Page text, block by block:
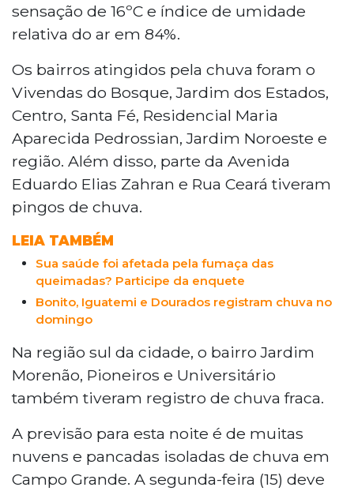
sensação de 16ºC e índice de umidade
relativa do ar em 84%.
Os bairros atingidos pela chuva foram o
Vivendas do Bosque, Jardim dos Estados,
Centro, Santa Fé, Residencial Maria
Aparecida Pedrossian, Jardim Noroeste e
região. Além disso, parte da Avenida
Eduardo Elias Zahran e Rua Ceará tiveram
pingos de chuva.
LEIA TAMBÉM
Sua saúde foi afetada pela fumaça das
queimadas? Participe da enquete
Bonito, Iguatemi e Dourados registram chuva no
domingo
Na região sul da cidade, o bairro Jardim
Morenão, Pioneiros e Universitário
também tiveram registro de chuva fraca.
A previsão para esta noite é de muitas
nuvens e pancadas isoladas de chuva em
Campo Grande. A segunda-feira (15) deve